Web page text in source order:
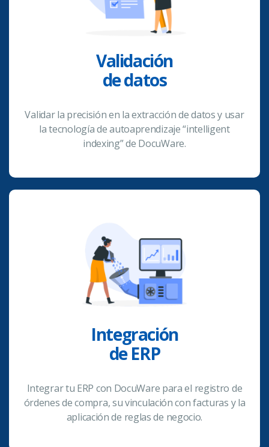
Validación
de datos
Validar la precisión en la extracción de datos y usar
la tecnología de autoaprendizaje “intelligent
indexing” de DocuWare.
Integración
de ERP
Integrar tu ERP con DocuWare para el registro de
órdenes de compra, su vinculación con facturas y la
aplicación de reglas de negocio.